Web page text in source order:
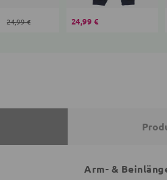
24,99 € 24,99 €
Arm- &